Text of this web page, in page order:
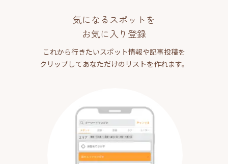
気になるスポットを
お気に入り登録
これから行きたいスポット情報や記事投稿を
クリップしてあなただけのリストを作れます。